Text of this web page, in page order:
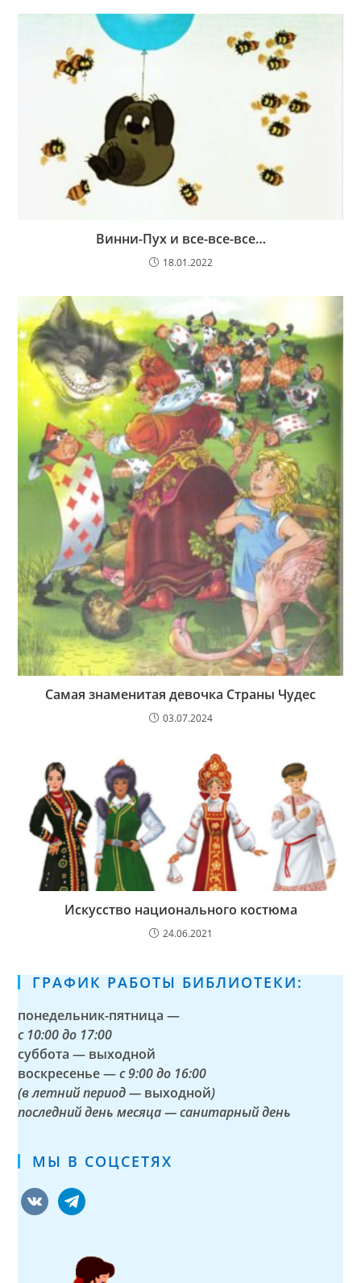
Винни-Пух и все-все-все…
18.01.2022
Самая знаменитая девочка Страны Чудес
03.07.2024
Искусство национального костюма
24.06.2021
ГРАФИК РАБОТЫ БИБЛИОТЕКИ:
понедельник-пятница —
с 10:00 до 17:00
суббота — выходной
воскресенье —с 9:00 до 16:00
(в летний период — выходной)
последний день месяца — санитарный день
МЫ В СОЦСЕТЯХ
vkontaktetelegram